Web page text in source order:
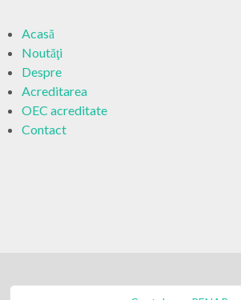
Acasă
Noutăţi
Despre
Acreditarea
OEC acreditate
Contact